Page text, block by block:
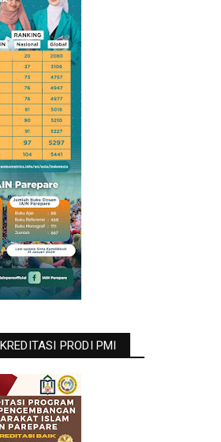
PRODI PMI